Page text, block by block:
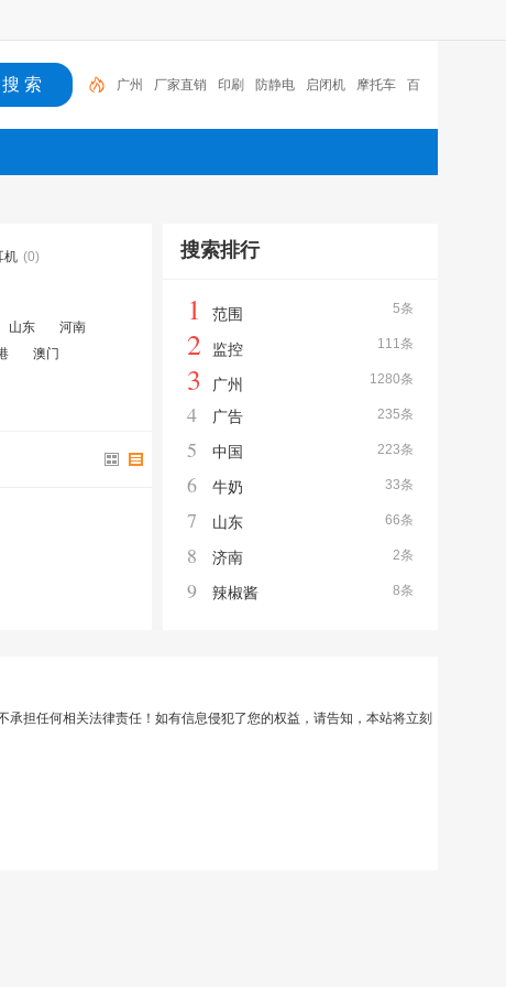
广州 厂家直销 印刷 防静电 启闭机 摩托车 百
福 咏玖进出口 体验桌 扑克
机 (0)
山东
河南
澳门
搜索排行
5条
1 范围
111条
2 监控
1280条
3 广州
235条
4 广告
223条
5 中国
33条
6 牛奶
66条
7 山东
2条
8 济南
8条
9 辣椒酱
承担任何相关法律责任！如有信息侵犯了您的权益，请告知，本站将立刻